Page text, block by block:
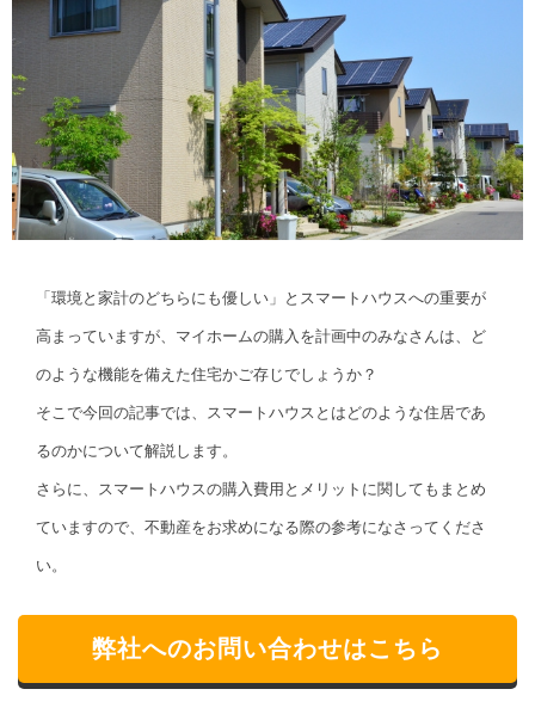
「環境と家計のどちらにも優しい」とスマートハウスへの重要が
高まっていますが、マイホームの購入を計画中のみなさんは、ど
のような機能を備えた住宅かご存じでしょうか？
そこで今回の記事では、スマートハウスとはどのような住居であ
るのかについて解説します。
さらに、スマートハウスの購入費用とメリットに関してもまとめ
ていますので、不動産をお求めになる際の参考になさってくださ
い。
弊社へのお問い合わせはこちら